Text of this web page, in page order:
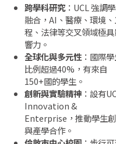
跨學科研究： UCL強調
融合，AI、醫療、環境、
程、 法律等交叉領域極具
響力。
全球化與多元性 ： 國際
比例超過40%， 有來自
150+國的學生。
創新與實驗精神 ： 設有
Innovation &
Enterprise，推動學生
與產學合作。